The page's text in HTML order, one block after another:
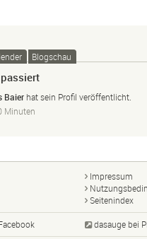
Blogschau
Baier hat sein Profil veröffentlicht.
Minuten
Impressum
Seitenindex
dasauge bei